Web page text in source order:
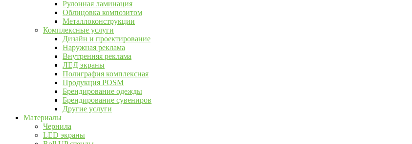
Рулонная ламинация
Облицовка композитом
Металлоконструкции
Комплексные услуги
Дизайн и проектирование
Наружная реклама
Внутренняя реклама
ЛЕД экраны
Полиграфия комплексная
Продукция POSM
Брендирование одежды
Брендирование сувениров
Другие услуги
Материалы
Чернила
LED экраны